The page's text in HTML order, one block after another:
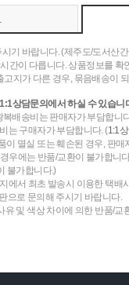
기 바랍니다. (제주도/도서산
간이 다릅니다. 상품정보를 확
고지가 다른 경우, 묶음배송이
상담문의에서 하실 수 있습니
복배송비는 판매자가 부담합니
는 구매자가 부담합니다. (1:1
이 멸실 또는 훼손된 경우, 판
우에는 반품/교환이 불가합니
불가합니다.)
에서 최초 발송시 이용한 택배
으로 문의해 주시기 바랍니다.
및 색상 차이에 의한 반품/교